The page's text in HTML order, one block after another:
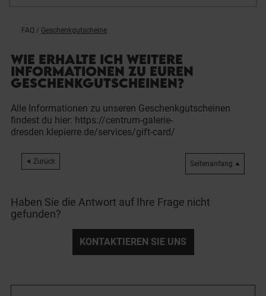
FAQ / Geschenkgutscheine
WIE ERHALTE ICH WEITERE
INFORMATIONEN ZU EUREN
GESCHENKGUTSCHEINEN?
Alle Informationen zu unseren Geschenkgutscheinen
findest du hier: https://centrum-galerie-
dresden.klepierre.de/services/gift-card/
Zurück Seitenanfang
Haben Sie die Antwort auf Ihre Frage nicht
gefunden?
KONTAKTIEREN SIE UNS